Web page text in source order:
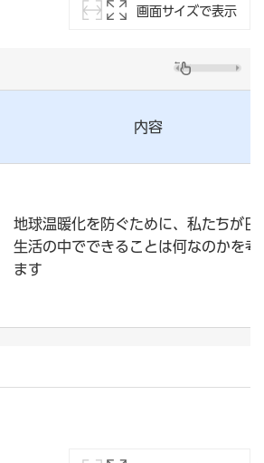
画面サイズで表示
内容
地球温暖化を防ぐために、私たちが日
生活の中でできることは何なのかを考
ます